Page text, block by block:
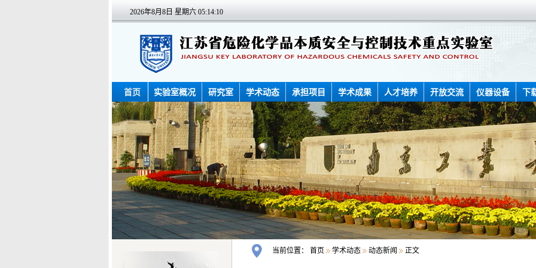
2026年8月8日 星期六 05:14:10
首页 实验室概况 研究室 学术动态 承担项目 学术成果 人才培养 开放交流 仪器设备 下
当前位置： 首页 学术动态 动态新闻 正文